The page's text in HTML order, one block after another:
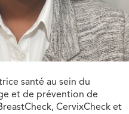
santé au sein du
et de prévention de
CervixCheck et